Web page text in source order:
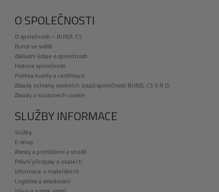
O SPOLEČNOSTI
O společnosti – BUNZL CS
Bunzl ve světě
Základní údaje o společnosti
Historie společnosti
Politika kvality a certifikace
Zásady ochrany osobních údajů společnosti BUNZL CS S.R.O.
Zásady o souborech cookie
SLUŽBY INFORMACE
Služby
E-shop
Atesty a prohlášení o shodě
Právní předpisy o obalech
Informace o materiálech
Logistika a skladování